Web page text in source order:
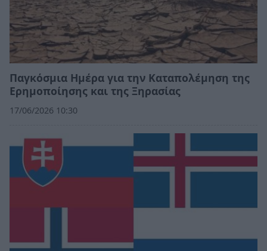
Παγκόσμια Ημέρα για την Καταπολέμηση της
Ερημοποίησης και της Ξηρασίας
17/06/2026 10:30